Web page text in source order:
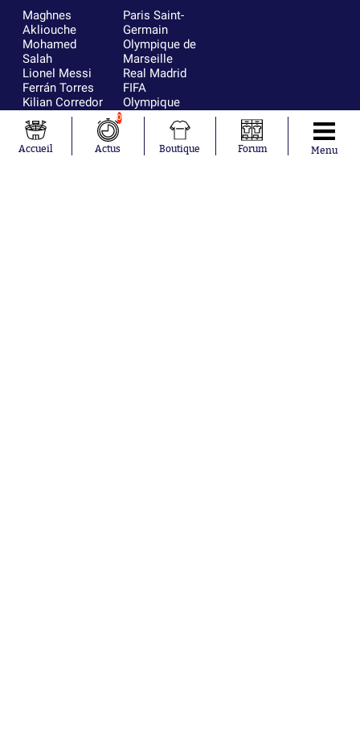
Maghnes
Akliouche
Mohamed
Salah
Lionel Messi
Ferrán Torres
Kilian Corredor
Franco
Mastantuono
Orel Mangala
Rio Mavuba
Paris Saint-
Germain
Olympique de
Marseille
Real Madrid
FIFA
Olympique
lyonnais
AS Monaco
FC Barcelone
Argentine
Accueil
0
Actus Boutique Forum Menu